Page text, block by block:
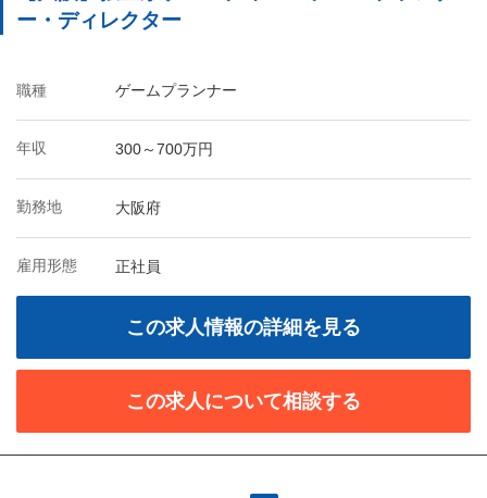
ー・ディレクター
職種 ゲームプランナー
年収 300～700万円
勤務地 大阪府
雇用形態 正社員
この求人情報の詳細を見る
この求人について相談する